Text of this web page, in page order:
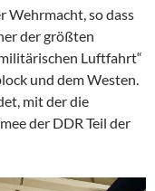
Wehrmacht, so dass
der größten
Luftfahrt“
und dem Westen.
mit der die
der DDR Teil der